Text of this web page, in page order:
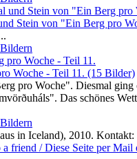
Stein von "Ein Berg pro
Woche - Teil 11. (15 Bilder)
pro Woche". Diesmal
Das schönes
in Iceland), 2010. Kontakt: